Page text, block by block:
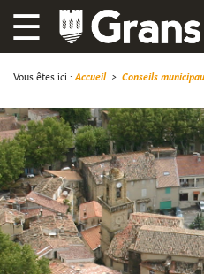
☰
Vous êtes ici : Accueil> Conseils